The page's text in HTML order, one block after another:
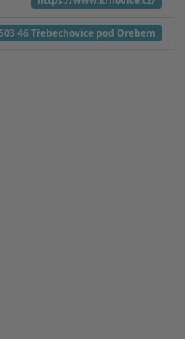
46 Třebechovice pod Orebem